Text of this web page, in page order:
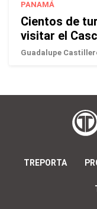
PANAMÁ
Cientos de
visitar el
Guadalupe
TREPORTA